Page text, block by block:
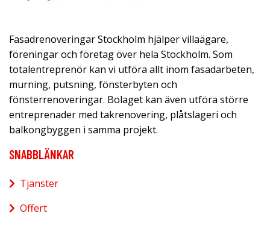
Fasadrenoveringar Stockholm hjälper villaägare,
föreningar och företag över hela Stockholm. Som
totalentreprenör kan vi utföra allt inom fasadarbeten,
murning, putsning, fönsterbyten och
fönsterrenoveringar. Bolaget kan även utföra större
entreprenader med takrenovering, plåtslageri och
balkongbyggen i samma projekt.
SNABBLÄNKAR
Tjänster
Offert